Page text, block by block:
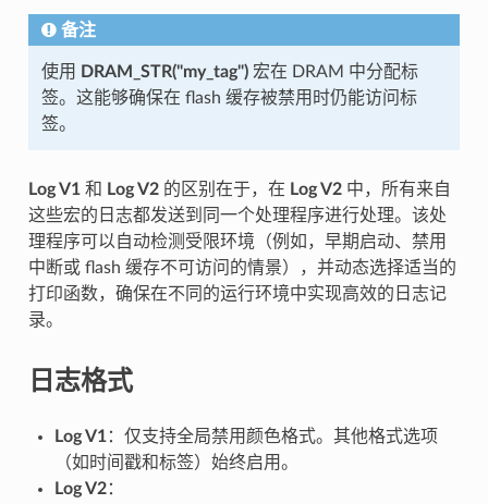
备注
使用 DRAM_STR("my_tag")宏在 DRAM 中分配标
签。这能够确保在 flash 缓存被禁用时仍能访问标
签。
Log V1和 Log V2的区别在于，在 Log V2中，所有来自
这些宏的日志都发送到同一个处理程序进行处理。该处
理程序可以自动检测受限环境（例如，早期启动、禁用
中断或 flash 缓存不可访问的情景），并动态选择适当的
打印函数，确保在不同的运行环境中实现高效的日志记
录。
日志格式
Log V1：仅支持全局禁用颜色格式。其他格式选项
（如时间戳和标签）始终启用。
Log V2：